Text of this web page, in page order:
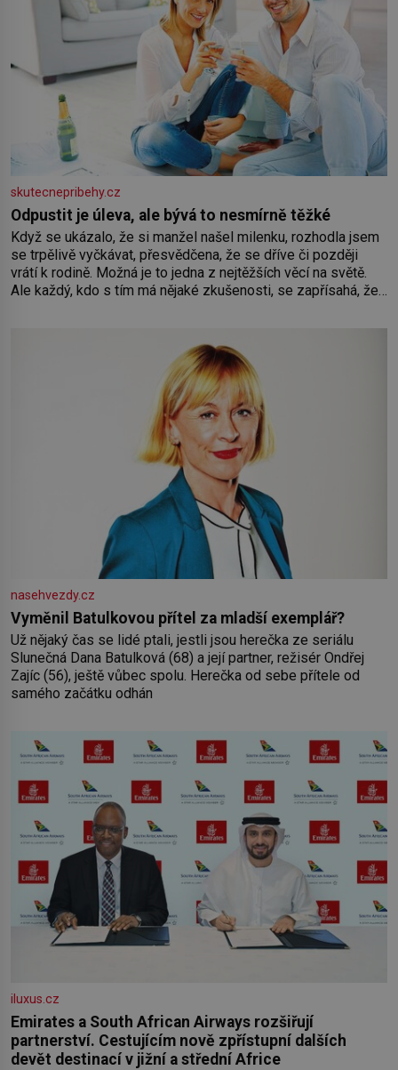
skutecnepribehy.cz
Odpustit je úleva, ale bývá to nesmírně těžké
Když se ukázalo, že si manžel našel milenku, rozhodla jsem
se trpělivě vyčkávat, přesvědčena, že se dříve či později
vrátí k rodině. Možná je to jedna z nejtěžších věcí na světě.
Ale každý, kdo s tím má nějaké zkušenosti, se zapřísahá, že
nasehvezdy.cz
Vyměnil Batulkovou přítel za mladší exemplář?
Už nějaký čas se lidé ptali, jestli jsou herečka ze seriálu
Slunečná Dana Batulková (68) a její partner, režisér Ondřej
Zajíc (56), ještě vůbec spolu. Herečka od sebe přítele od
samého začátku odhán
iluxus.cz
Emirates a South African Airways rozšiřují
partnerství. Cestujícím nově zpřístupní dalších
devět destinací v jižní a střední Africe